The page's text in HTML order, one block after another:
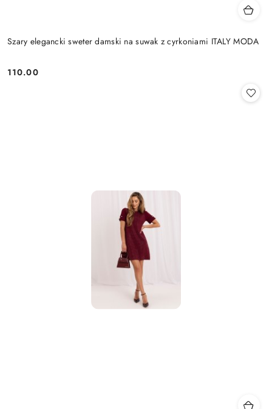
Szary elegancki sweter damski na suwak z cyrkoniami ITALY MODA
Cena:
110.00